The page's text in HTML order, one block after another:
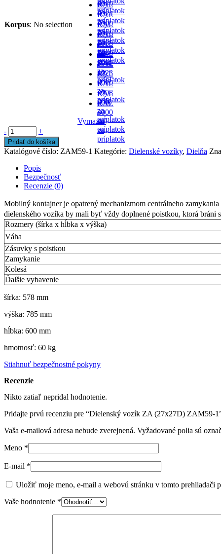
Korpus: No selection
za
príplatok
-
za
príplatok
6019
-
za
príplatok
RAL
6024
-
za
príplatok
RAL
7000
-
za
príplatok
RAL
7016
-
za
príplatok
RAL
7035
- v
cene
RAL
7040
-
za
príplatok
RAL
5012
- v
cene
RAL
1023
-
za
príplatok
RAL
5010
- v
cene
RAL
2008
-
za
príplatok
RAL
5007
-
za
príplatok
RAL
3000
-
za
príplatok
Vymazať
-
+
Pridať do košíka
Katalógové číslo: ZAM59-1 Kategórie: Dielenské vozíky, Dielňa
Popis
Bezpečnosť
Recenzie (0)
Mobilný kontajner je opatrený mechanizmom centrálneho
dielenského vozíka by mali byť vždy doplnené poistkou, ktorá bráni
Rozmery (šírka x hĺbka x výška)
Váha
Zásuvky s poistkou
Zamykanie
Kolesá
Ďalšie vybavenie
šírka: 578 mm
výška: 785 mm
hĺbka: 600 mm
hmotnosť: 60 kg
Stiahnuť bezpečnostné pokyny
Recenzie
Nikto zatiaľ nepridal hodnotenie.
Pridajte prvú recenziu pre “Dielenský vozík ZA (27x27D) ZAM59-
Vaša e-mailová adresa nebude zverejnená. Vyžadované polia sú
Meno *
E-mail *
Uložiť moje meno, e-mail a webovú stránku v tomto prehliadači
Vaše hodnotenie *